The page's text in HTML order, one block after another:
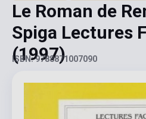
Le Roman de
Spiga Lectures
(1997)
ISBN: 9788871007090